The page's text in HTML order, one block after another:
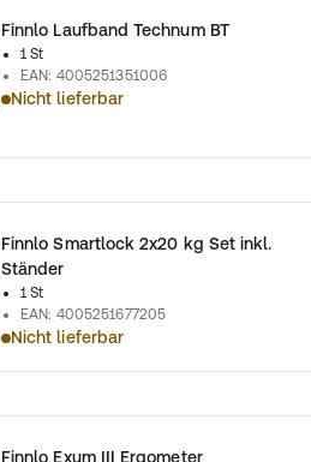
Finnlo Laufband Technum BT
1 St
EAN: 4005251351006
Nicht lieferbar
Finnlo Smartlock 2x20 kg Set inkl.
Ständer
1 St
EAN: 4005251677205
Nicht lieferbar
Finnlo Exum III Ergometer